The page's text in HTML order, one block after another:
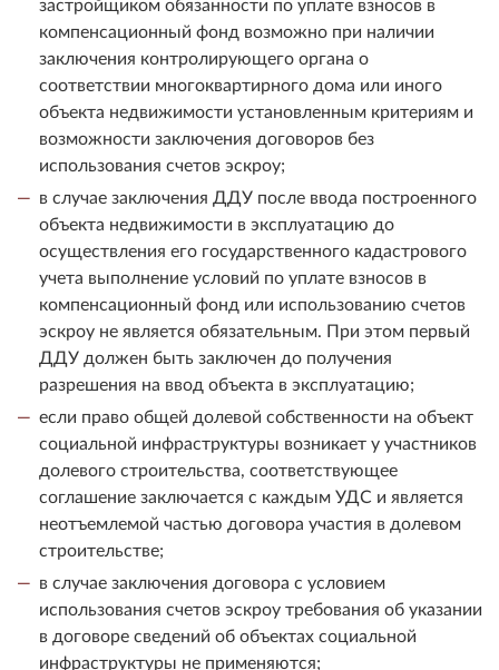
компенсационный фонд возможно при наличии
заключения контролирующего органа о
соответствии многоквартирного дома или иного
объекта недвижимости установленным критериям и
возможности заключения договоров без
использования счетов эскроу;
в случае заключения ДДУ после ввода построенного
объекта недвижимости в эксплуатацию до
осуществления его государственного кадастрового
учета выполнение условий по уплате взносов в
компенсационный фонд или использованию счетов
эскроу не является обязательным. При этом первый
ДДУ должен быть заключен до получения
разрешения на ввод объекта в эксплуатацию;
если право общей долевой собственности на объект
социальной инфраструктуры возникает у участников
долевого строительства, соответствующее
соглашение заключается с каждым УДС и является
неотъемлемой частью договора участия в долевом
строительстве;
в случае заключения договора с условием
использования счетов эскроу требования об указании
в договоре сведений об объектах социальной
инфраструктуры не применяются;